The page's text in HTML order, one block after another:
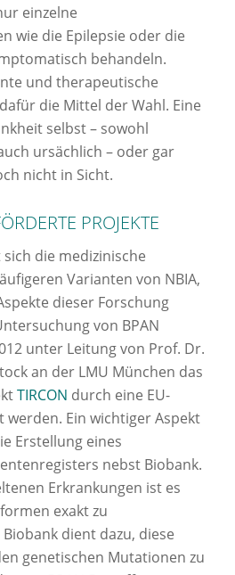
einzelne
wie die Epilepsie oder die
behandeln.
und therapeutische
die Mittel der Wahl. Eine
selbst – sowohl
ursächlich – oder gar
nicht in Sicht.
PROJEKTE
die medizinische
Varianten von NBIA,
dieser Forschung
von BPAN
unter Leitung von Prof. Dr.
an der LMU München das
TIRCON durch eine EU-
Ein wichtiger Aspekt
Erstellung eines
nebst Biobank.
Erkrankungen ist es
exakt zu
dient dazu, diese
genetischen Mutationen zu